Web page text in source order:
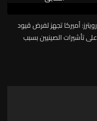
رويترز: أميركا تجهز لفرض قيود
على تأشيرات الصينيين بسبب